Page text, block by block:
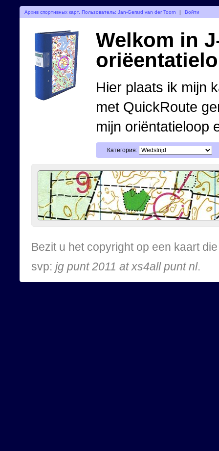
Архив спортивных карт. Пользователь: Jan-Gerard van der Toorn | Войти
Welkom in
Hier plaats ik mijn
met QuickRoute
mijn oriëntatieloop
Категория:
Bezit u het copyright op een kaart
svp: jg punt 2011 at xs4all punt nl.